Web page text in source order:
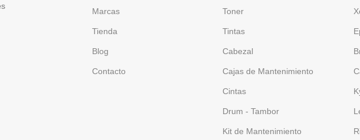
Marcas
Tienda
Blog
Contacto
Toner
Tintas
Cabezal
Cajas de Mantenimiento
Cintas
Drum - Tambor
Kit de Mantenimiento